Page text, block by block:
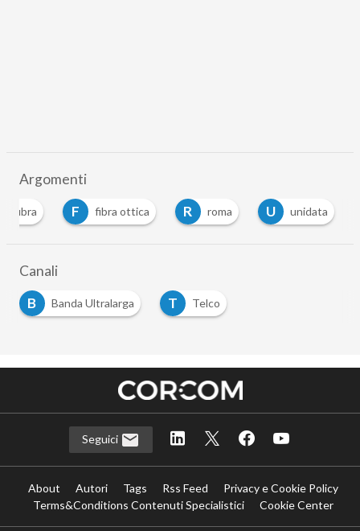
Argomenti
fibra F fibra ottica R roma U unidata
Canali
B
Banda Ultralarga T Telco
Seguici
About Autori Tags Rss Feed
Privacy e Cookie Policy
Terms&Conditions Contenuti Specialistici
Cookie Center